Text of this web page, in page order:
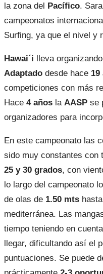
la zona del Pacífico.
campeonatos
Surfing, ya que el nivel y
Hawai´i lleva
Adaptado desde hace 19
competiciones con más
Hace 4 años la AASP se
organizadores para
En este campeonato las
sido muy constantes con
25 y 30 grados, con
lo largo del campeonato
de olas de 1.50 mts
mediterránea. Las
tiempo teniendo en
llegar, dificultando así el
puntuaciones. Se puede